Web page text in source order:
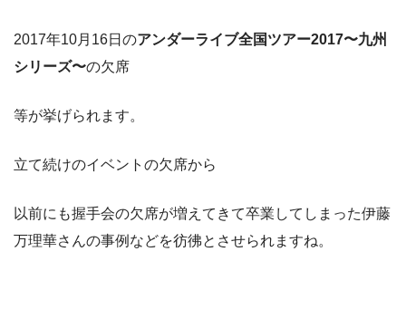
2017年10月16日のアンダーライブ全国ツアー2017〜九州
シリーズ〜の欠席
等が挙げられます。
立て続けのイベントの欠席から
以前にも握手会の欠席が増えてきて卒業してしまった伊藤
万理華さんの事例などを彷彿とさせられますね。